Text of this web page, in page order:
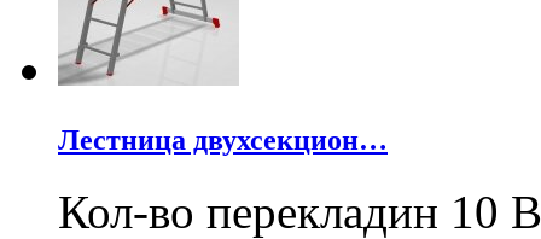
Лестница двухсекцион…
Кол-во перекладин 10